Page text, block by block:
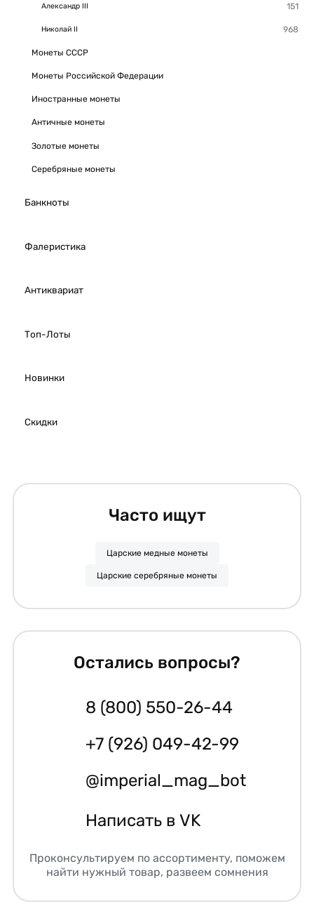
Александр III
Николай II
Монеты СССР
Монеты Российской Федерации
Иностранные монеты
Античные монеты
Золотые монеты
Серебряные монеты
Банкноты
Фалеристика
Антиквариат
Топ-Лоты
Новинки
Скидки
Часто ищут
Царские медные монеты
Царские серебряные монеты
Остались вопросы?
8 (800) 550-26-44
+7 (926) 049-42-99
@imperial_mag_bot
Написать в VK
Проконсультируем по ассортименту, поможем
найти нужный товар, развеем сомнения